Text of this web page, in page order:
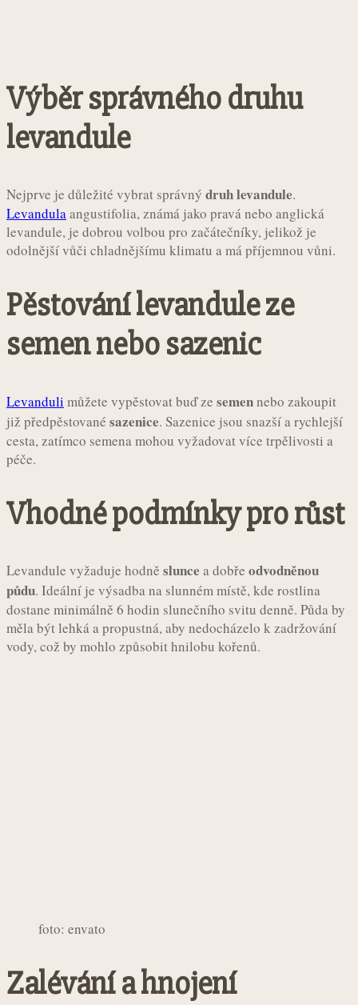
Výběr správného druhu
levandule
Nejprve je důležité vybrat správný druh levandule.
Levandulaangustifolia, známá jako pravá nebo anglická
levandule, je dobrou volbou pro začátečníky, jelikož je
odolnější vůči chladnějšímu klimatu a má příjemnou vůni.
Pěstování levandule ze
semen nebo sazenic
Levanduli můžete vypěstovat buď ze semennebo zakoupit
již předpěstované sazenice. Sazenice jsou snazší a rychlejší
cesta, zatímco semena mohou vyžadovat více trpělivosti a
péče.
Vhodné podmínky pro růst
Levandule vyžaduje hodně slunce a dobře odvodněnou
půdu. Ideální je výsadba na slunném místě, kde rostlina
dostane minimálně 6 hodin slunečního svitu denně. Půda by
měla být lehká a propustná, aby nedocházelo k zadržování
vody, což by mohlo způsobit hnilobu kořenů.
foto: envato
Zalévání a hnojení